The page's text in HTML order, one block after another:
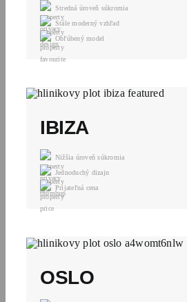
Stredná úroveň súkromia
Stále moderný vzhľad
Obľúbený model
IBIZA
Nižšia úroveň súkromia
Jednoduchý dizajn
Prijateľná cena
OSLO